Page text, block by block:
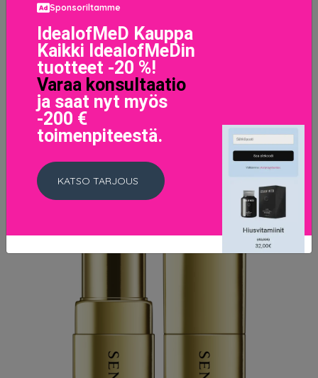
Pure Color Envy Sculpting Lipstick Bois de Rose
39 EUR
LISÄTIETOJA
Sponsoriltamme
IdealofMeD Kauppa
Kaikki IdealofMeDin
tuotteet -20 %!
Varaa konsultaatio
ja saat nyt myös
-200 €
toimenpiteestä.
KATSO TARJOUS